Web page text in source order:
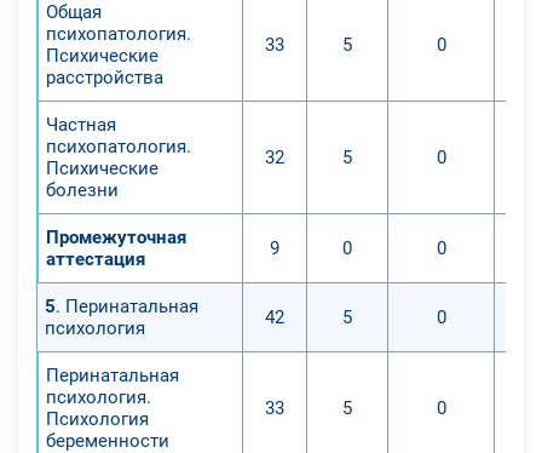
Общая
психопатология.
Психические
расстройства
33 5 0
Частная
психопатология.
Психические
болезни
32 5 0
Промежуточная
аттестация
9 0 0
5. Перинатальная
психология
42 5 0
Перинатальная
психология.
Психология
беременности
33 5 0